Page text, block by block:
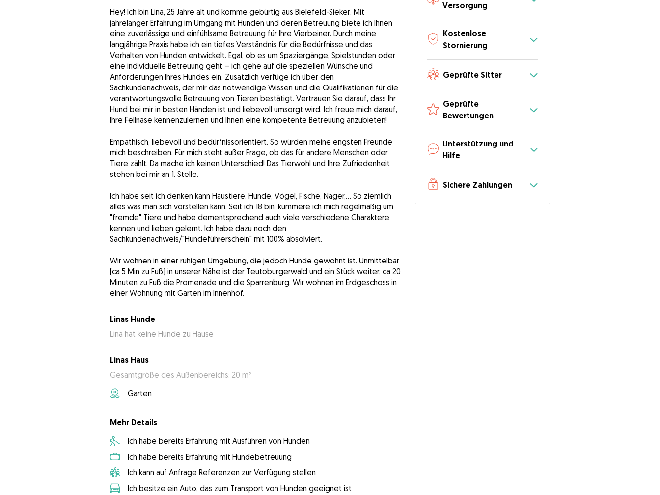
Hey! Ich bin Lina, 25 Jahre alt und komme gebürtig aus Bielefeld-Sieker. Mit
jahrelanger Erfahrung im Umgang mit Hunden und deren Betreuung biete ich Ihnen
eine zuverlässige und einfühlsame Betreuung für Ihre Vierbeiner. Durch meine
langjährige Praxis habe ich ein tiefes Verständnis für die Bedürfnisse und das
Verhalten von Hunden entwickelt. Egal, ob es um Spaziergänge, Spielstunden oder
eine individuelle Betreuung geht – ich gehe auf die speziellen Wünsche und
Anforderungen Ihres Hundes ein. Zusätzlich verfüge ich über den
Sachkundenachweis, der mir das notwendige Wissen und die Qualifikationen für die
verantwortungsvolle Betreuung von Tieren bestätigt. Vertrauen Sie darauf, dass Ihr
Hund bei mir in besten Händen ist und liebevoll umsorgt wird. Ich freue mich darauf,
Ihre Fellnase kennenzulernen und Ihnen eine kompetente Betreuung anzubieten!
Empathisch, liebevoll und bedürfnissorientiert. So würden meine engsten Freunde
mich beschreiben. Für mich steht außer Frage, ob das für andere Menschen oder
Tiere zählt. Da mache ich keinen Unterschied! Das Tierwohl und Ihre Zufriedenheit
stehen bei mir an 1. Stelle.
Ich habe seit ich denken kann Haustiere. Hunde, Vögel, Fische, Nager,... So ziemlich
alles was man sich vorstellen kann. Seit ich 18 bin, kümmere ich mich regelmäßig um
"fremde" Tiere und habe dementsprechend auch viele verschiedene Charaktere
kennen und lieben gelernt. Ich habe dazu noch den
Sachkundenachweis/"Hundeführerschein" mit 100% absolviert.
Wir wohnen in einer ruhigen Umgebung, die jedoch Hunde gewohnt ist. Unmittelbar
(ca 5 Min zu Fuß) in unserer Nähe ist der Teutoburgerwald und ein Stück weiter, ca 20
Minuten zu Fuß die Promenade und die Sparrenburg. Wir wohnen im Erdgeschoss in
einer Wohnung mit Garten im Innenhof.
Linas Hunde
Lina hat keine Hunde zu Hause
Linas Haus
Gesamtgröße des Außenbereichs: 20 m²
Garten
Mehr Details
Ich habe bereits Erfahrung mit Ausführen von Hunden
Ich habe bereits Erfahrung mit Hundebetreuung
Ich kann auf Anfrage Referenzen zur Verfügung stellen
Ich besitze ein Auto, das zum Transport von Hunden geeignet ist
Versorgung
Kostenlose
Stornierung
Geprüfte Sitter
Geprüfte
Bewertungen
Unterstützung und
Hilfe
Sichere Zahlungen